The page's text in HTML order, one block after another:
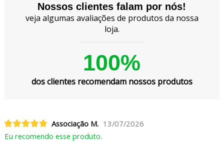
Nossos clientes falam por nós!
veja algumas avaliações de produtos da nossa
loja.
100%
dos clientes recomendam nossos produtos
Associação M. 13/07/2026
Eu recomendo esse produto.